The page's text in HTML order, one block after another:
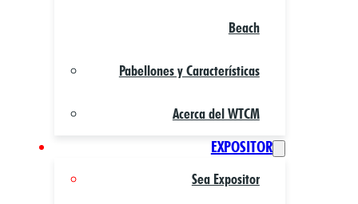
Beach
Pabellones y Características
Acerca del WTCM
EXPOSITOR
Sea Expositor